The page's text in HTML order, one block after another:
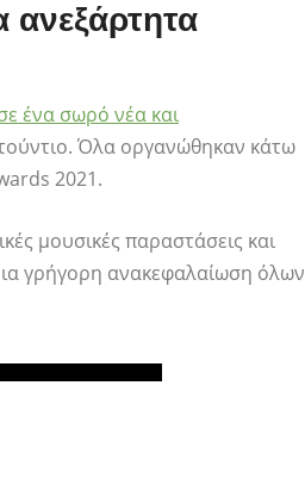
ένα σωρό νέα και
Όλα οργανώθηκαν κάτω
2021.
μουσικές παραστάσεις και
γρήγορη ανακεφαλαίωση όλων